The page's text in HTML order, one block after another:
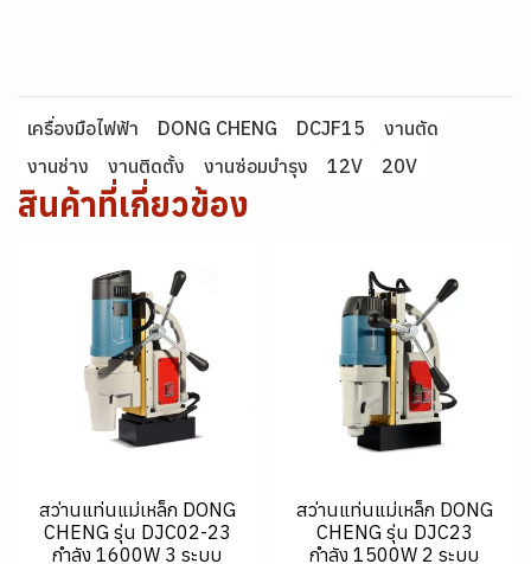
เครื่องมือไฟฟ้า DONG CHENG DCJF15
งานตัด
งานช่าง
งานติดตั้ง งานซ่อมบำรุง 12V 20V
สินค้าที่เกี่ยวข้อง
สว่านแท่นแม่เหล็ก DONG
CHENG รุ่น DJC02-23
กำลัง 1600W 3 ระบบ
สว่านแท่นแม่เหล็ก DONG
CHENG รุ่น DJC23
กำลัง 1500W 2 ระบบ